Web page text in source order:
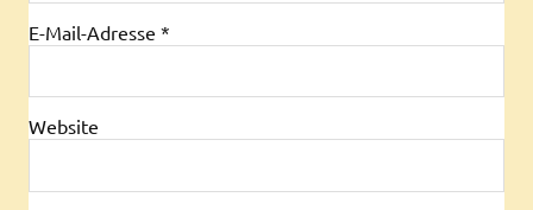
E-Mail-Adresse *
Website